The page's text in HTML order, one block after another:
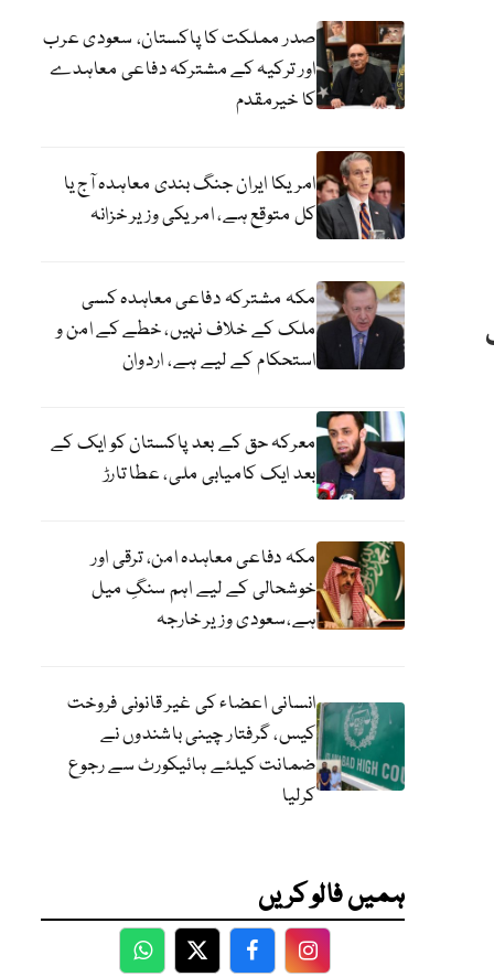
صدر مملکت کا پاکستان، سعودی عرب
اور ترکیہ کے مشترکہ دفاعی معاہدے
کا خیرمقدم
امریکا ایران جنگ بندی معاہدہ آج یا
کل متوقع ہے، امریکی وزیر خزانہ
مکہ مشترکہ دفاعی معاہدہ کسی
ملک کے خلاف نہیں، خطے کے امن و
استحکام کے لیے ہے، اردوان
معرکہ حق کے بعد پاکستان کو ایک کے
بعد ایک کامیابی ملی، عطا تارڑ
مکہ دفاعی معاہدہ امن، ترقی اور
خوشحالی کے لیے اہم سنگِ میل
ہے،سعودی وزیر خارجہ
انسانی اعضاء کی غیر قانونی فروخت
کیس، گرفتار چینی باشندوں نے
ضمانت کیلئے ہائیکورٹ سے رجوع
کرلیا
ہمیں فالو کریں
WhatsApp
TwitterFacebookFacebook